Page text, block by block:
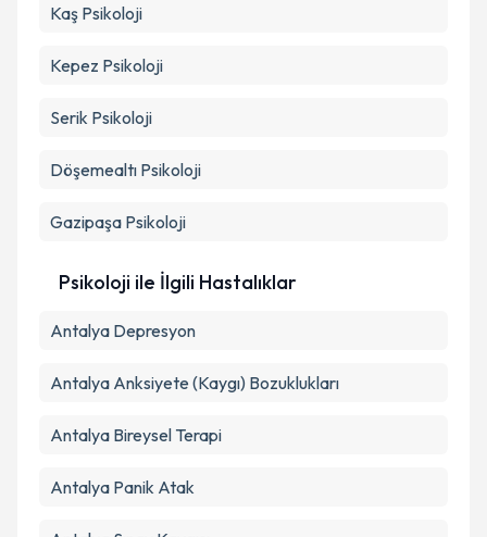
Kaş Psikoloji
Kepez Psikoloji
Serik Psikoloji
Döşemealtı Psikoloji
Gazipaşa Psikoloji
Psikoloji ile İlgili Hastalıklar
Antalya Depresyon
Antalya Anksiyete (Kaygı) Bozuklukları
Antalya Bireysel Terapi
Antalya Panik Atak